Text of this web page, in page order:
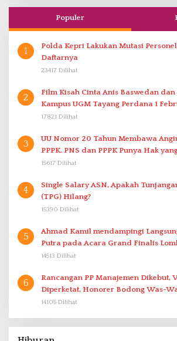
Populer
1
Polda Kepri Lakukan Mutasi
Daftarnya
23417 Dilihat
2
Film Kisah Cinta Anis Baswedan
Kampus UGM Tayang Perdana 1
17821 Dilihat
3
UU Nomor 20 Tahun Membawa
PPPK. PNS dan PPPK Punya Hak
15617 Dilihat
4
Single Salary ASN, Apakah
(TPG) Hilang?
15390 Dilihat
5
Ahmad Kamil mendampingi Langsung Dike Mandala
Putra pada Acara Grand Finalis
Proklamasi Mirip Bung Karno di Bali
14513 Dilihat
6
Rancangan PP Manajemen Dikebut,
Diperketat, Honorer Bodong Was-
14105 Dilihat